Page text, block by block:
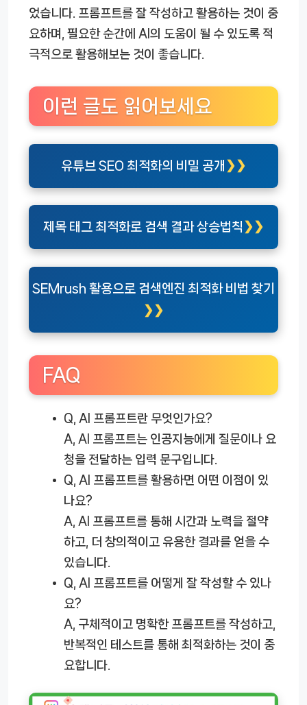
었습니다. 프롬프트를 잘 작성하고 활용하는 것이 중
요하며, 필요한 순간에 AI의 도움이 될 수 있도록 적
극적으로 활용해보는 것이 좋습니다.
이런 글도 읽어보세요
유튜브 SEO 최적화의 비밀 공개
제목 태그 최적화로 검색 결과 상승법칙
SEMrush 활용으로 검색엔진 최적화 비법 찾기
FAQ
Q, AI 프롬프트란 무엇인가요?
A, AI 프롬프트는 인공지능에게 질문이나 요
청을 전달하는 입력 문구입니다.
Q, AI 프롬프트를 활용하면 어떤 이점이 있
나요?
A, AI 프롬프트를 통해 시간과 노력을 절약
하고, 더 창의적이고 유용한 결과를 얻을 수
있습니다.
Q, AI 프롬프트를 어떻게 잘 작성할 수 있나
요?
A, 구체적이고 명확한 프롬프트를 작성하고,
반복적인 테스트를 통해 최적화하는 것이 중
요합니다.